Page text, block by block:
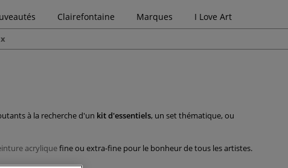
Clairefontaine Marques I Love Art
à la recherche d'un kit d'essentiels, un set thématique, ou
acryliquefine ou extra-fine pour le bonheur de tous les artistes.